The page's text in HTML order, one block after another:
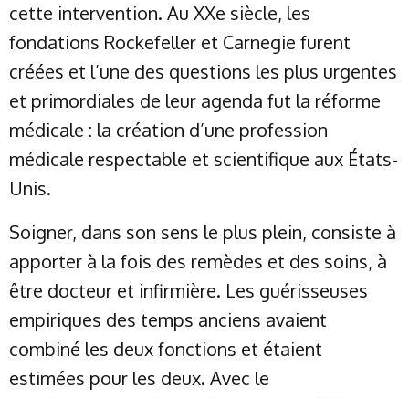
cette intervention. Au XXe siècle, les
fondations Rockefeller et Carnegie furent
créées et l’une des questions les plus urgentes
et primordiales de leur agenda fut la réforme
médicale : la création d’une profession
médicale respectable et scientifique aux États-
Unis.
Soigner, dans son sens le plus plein, consiste à
apporter à la fois des remèdes et des soins, à
être docteur et infirmière. Les guérisseuses
empiriques des temps anciens avaient
combiné les deux fonctions et étaient
estimées pour les deux. Avec le